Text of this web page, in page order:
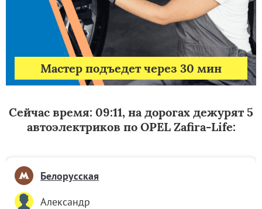
Мастер подъедет через 30 мин
Сейчас время: 09:11, на дорогах дежурят 5
автоэлектриков по OPEL Zafira-Life:
Белорусская
Александр